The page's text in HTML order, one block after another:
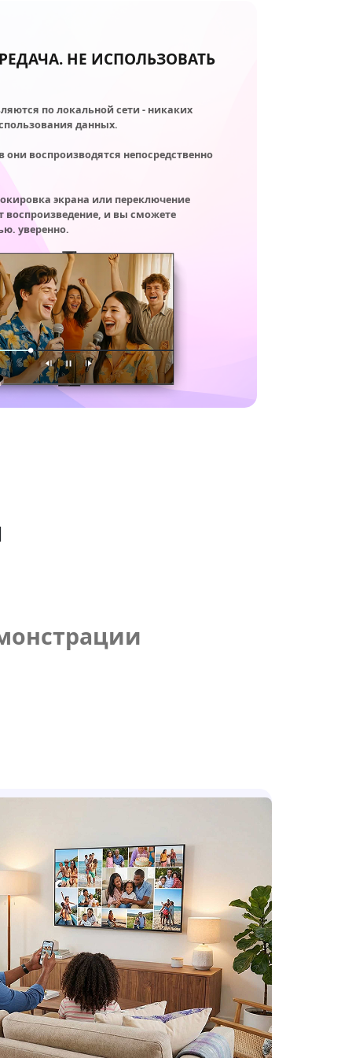
НЕ ИСПОЛЬЗОВАТЬ
по локальной сети - никаких
данных.
воспроизводятся непосредственно
экрана или переключение
воспроизведение, и вы сможете
уверенно.